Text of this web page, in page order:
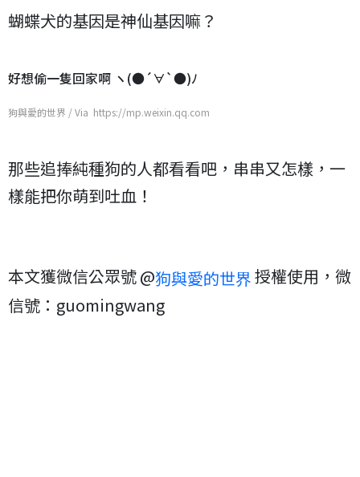
蝴蝶犬的基因是神仙基因嘛？
好想偷一隻回家啊 ヽ(●´∀`●)ﾉ
狗與愛的世界 / Via https://mp.weixin.qq.com
那些追捧純種狗的人都看看吧，串串又怎樣，一
樣能把你萌到吐血！
本文獲微信公眾號 @狗與愛的世界授權使用，微
信號：guomingwang